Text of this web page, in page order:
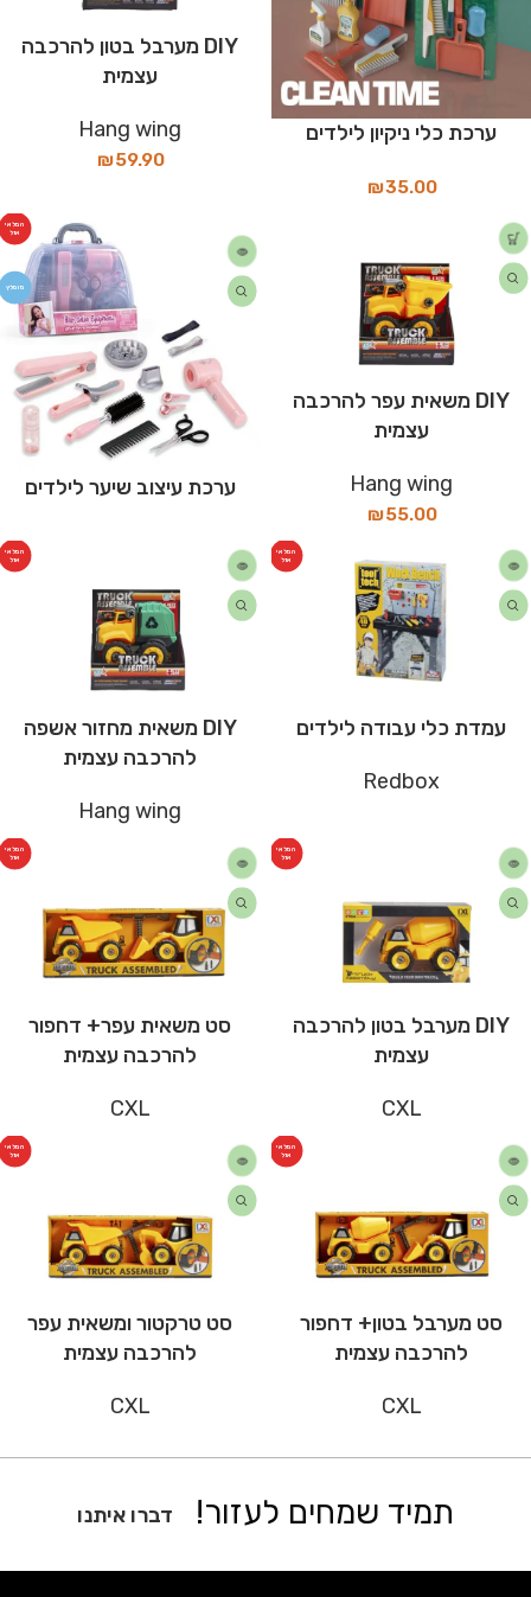
ערכת כלי ניקיון לילדים
₪35.00
DIY מערבל בטון להרכבה
עצמית
Hang wing
₪59.90
DIY משאית עפר להרכבה
עצמית
Hang wing
₪55.00
המלאי
אזל
מומלץ
ערכת עיצוב שיער לילדים
המלאי
אזל
עמדת כלי עבודה לילדים
Redbox
המלאי
אזל
DIY משאית מחזור אשפה
להרכבה עצמית
Hang wing
המלאי
אזל
DIY מערבל בטון להרכבה
עצמית
CXL
המלאי
אזל
סט משאית עפר+ דחפור
להרכבה עצמית
CXL
המלאי
אזל
סט מערבל בטון+ דחפור
להרכבה עצמית
CXL
המלאי
אזל
סט טרקטור ומשאית עפר
להרכבה עצמית
CXL
תמיד שמחים לעזור! דברו איתנו